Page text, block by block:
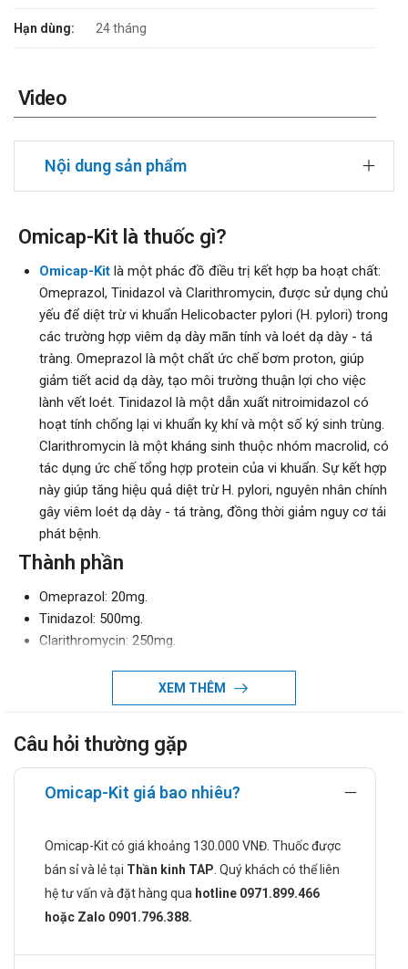
Hạn dùng: 24 tháng
Video
Nội dung sản phẩm
Omicap-Kit là thuốc gì?
Omicap-Kitlà một phác đồ điều trị kết hợp ba hoạt chất:
Omeprazol, Tinidazol và Clarithromycin, được sử dụng chủ
yếu để diệt trừ vi khuẩn Helicobacter pylori (H. pylori) trong
các trường hợp viêm dạ dày mãn tính và loét dạ dày - tá
tràng. Omeprazol là một chất ức chế bơm proton, giúp
giảm tiết acid dạ dày, tạo môi trường thuận lợi cho việc
lành vết loét. Tinidazol là một dẫn xuất nitroimidazol có
hoạt tính chống lại vi khuẩn kỵ khí và một số ký sinh trùng.
Clarithromycin là một kháng sinh thuộc nhóm macrolid, có
tác dụng ức chế tổng hợp protein của vi khuẩn. Sự kết hợp
này giúp tăng hiệu quả diệt trừ H. pylori, nguyên nhân chính
gây viêm loét dạ dày - tá tràng, đồng thời giảm nguy cơ tái
phát bệnh.
Thành phần
Omeprazol: 20mg.
Tinidazol: 500mg.
Clarithromycin: 250mg.
Chỉ định của Omicap-Kit
Loét dạ dày - tá tràng.
Chống chỉ định khi dùng Omicap-Kit
Không dùng Omicap Kit cho người dị ứng hoặc mẫn cảm
do thuốc có thể làm mất các phản ứng báo hiệu gây khó
khăn trong quá trình chẩn đoán.
Chống chỉ định dùng cho bệnh nhân có tiền sử tim mạch
như rối loạn nhịp tim, thiếu máu cơ tim,....
XEM THÊM
Câu hỏi thường gặp
Omicap-Kit giá bao nhiêu?
Omicap-Kit có giá khoảng 130.000 VNĐ. Thuốc được
bán sỉ và lẻ tại Thần kinh TAP . Quý khách có thể liên
hệ tư vấn và đặt hàng qua hotline 0971.899.466
hoặc Zalo 0901.796.388.